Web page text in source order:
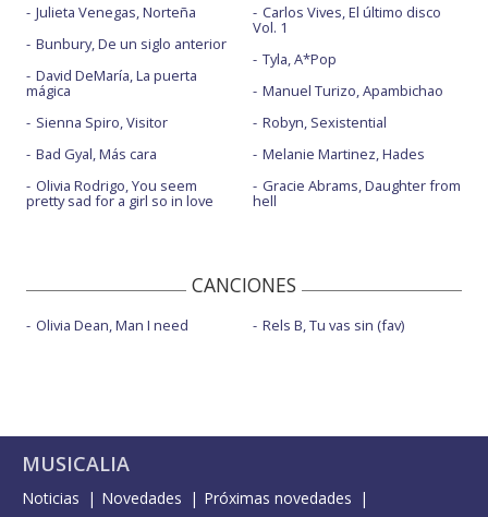
Julieta Venegas, Norteña
Bunbury, De un siglo anterior
David DeMaría, La puerta
mágica
Sienna Spiro, Visitor
Bad Gyal, Más cara
Olivia Rodrigo, You seem
pretty sad for a girl so in love
Carlos Vives, El último disco
Vol. 1
Tyla, A*Pop
Manuel Turizo, Apambichao
Robyn, Sexistential
Melanie Martinez, Hades
Gracie Abrams, Daughter from
hell
CANCIONES
Olivia Dean, Man I need Rels B, Tu vas sin (fav)
MUSICALIA
Noticias Novedades
Próximas novedades